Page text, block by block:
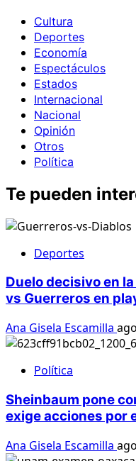
Cultura
Deportes
Economía
Espectáculos
Estados
Internacional
Nacional
Opinión
Otros
Política
Te pueden
Deportes
Duelo decisivo en
vs Guerreros en
Ana Gisela Escamilla
Política
Sheinbaum pone
exige acciones por
Ana Gisela Escamilla